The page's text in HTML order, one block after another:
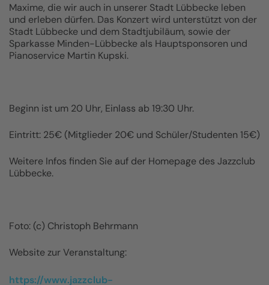
Maxime, die wir auch in unserer Stadt Lübbecke leben
und erleben dürfen. Das Konzert wird unterstützt von der
Stadt Lübbecke und dem Stadtjubiläum, sowie der
Sparkasse Minden-Lübbecke als Hauptsponsoren und
Pianoservice Martin Kupski.
Beginn ist um 20 Uhr, Einlass ab 19:30 Uhr.
Eintritt: 25€ (Mitglieder 20€ und Schüler/Studenten 15€)
Weitere Infos finden Sie auf der Homepage des Jazzclub
Lübbecke.
Foto: (c) Christoph Behrmann
Website zur Veranstaltung:
https://www.jazzclub-